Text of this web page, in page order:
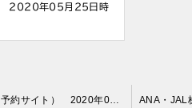
2020年05月25日時